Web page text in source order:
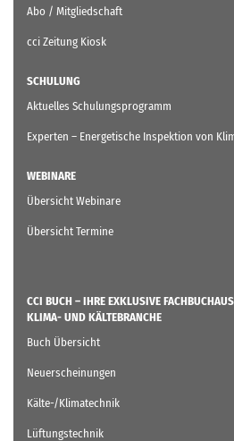
Abo / Mitgliedschaft
cci Zeitung Kiosk
SCHULUNG
Aktuelles Schulungsprogramm
Experten – Energetische Inspektion von
WEBINARE
Übersicht Webinare
Übersicht Termine
CCI BUCH – IHRE EXKLUSIVE
KLIMA- UND KÄLTEBRANCHE
Buch Übersicht
Neuerscheinungen
Kälte-/Klimatechnik
Lüftungstechnik